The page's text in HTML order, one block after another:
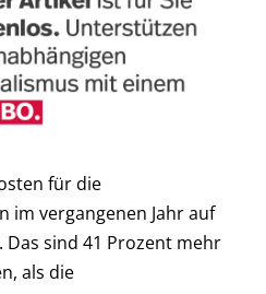
für die
im vergangenen Jahr auf
Das sind 41 Prozent mehr
als die